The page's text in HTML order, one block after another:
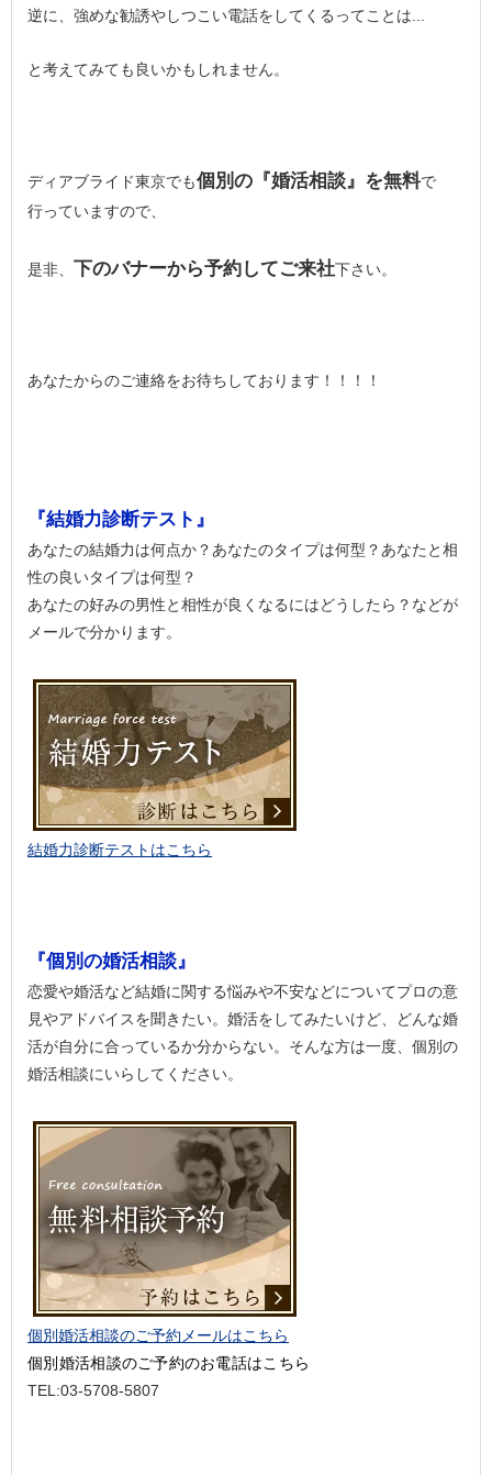
逆に、強めな勧誘やしつこい電話をしてくるってことは...
と考えてみても良いかもしれません。
ディアブライド東京でも個別の『婚活相談』を無料で
行っていますので、
是非、 下のバナーから予約してご来社下さい。
あなたからのご連絡をお待ちしております！！！！
『結婚力診断テスト』
あなたの結婚力は何点か？あなたのタイプは何型？あなたと相
性の良いタイプは何型？
あなたの好みの男性と相性が良くなるにはどうしたら？などが
メールで分かります。
結婚力診断テストはこちら
『個別の婚活相談』
恋愛や婚活など結婚に関する悩みや不安などについてプロの意
見やアドバイスを聞きたい。婚活をしてみたいけど、どんな婚
活が自分に合っているか分からない。そんな方は一度、個別の
婚活相談にいらしてください。
個別婚活相談のご予約メールはこちら
個別婚活相談のご予約のお電話はこちら
TEL:03-5708-5807